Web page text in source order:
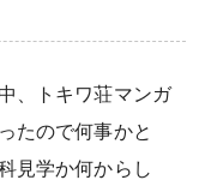
、トキワ荘マンガ
たので何事かと
見学か何からし